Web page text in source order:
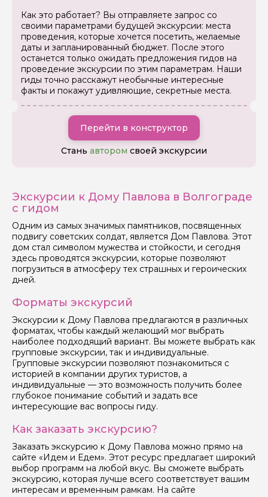
Как это работает? Вы отправляете запрос со
своими параметрами будущей экскурсии: места
проведения, которые хочется посетить, желаемые
даты и запланированный бюджет. После этого
останется только ожидать предложения гидов на
проведение экскурсии по этим параметрам. Наши
гиды точно расскажут необычные интересные
факты и покажут удивляющие, секретные места.
Перейти в конструктор
Стань автором своей экскурсии
Экскурсии к Дому Павлова в Волгограде
с гидом
Одним из самых значимых памятников, посвященных
подвигу советских солдат, является Дом Павлова. Этот
дом стал символом мужества и стойкости, и сегодня
здесь проводятся экскурсии, которые позволяют
погрузиться в атмосферу тех страшных и героических
дней.
Форматы экскурсий
Экскурсии к Дому Павлова предлагаются в различных
форматах, чтобы каждый желающий мог выбрать
наиболее подходящий вариант. Вы можете выбрать как
групповые экскурсии, так и индивидуальные.
Групповые экскурсии позволяют познакомиться с
историей в компании других туристов, а
индивидуальные — это возможность получить более
глубокое понимание событий и задать все
интересующие вас вопросы гиду.
Как заказать экскурсию?
Заказать экскурсию к Дому Павлова можно прямо на
сайте «Идем и Едем». Этот ресурс предлагает широкий
выбор программ на любой вкус. Вы сможете выбрать
экскурсию, которая лучше всего соответствует вашим
интересам и временным рамкам. На сайте
Задайте свой вопрос гиду
Как вас зовут
Ваша электронная почта
Вопросы и комментарии
Если у вас есть интересующие вопросы, можете их
задать
Я даю своё согласие на обработку персональных
данных